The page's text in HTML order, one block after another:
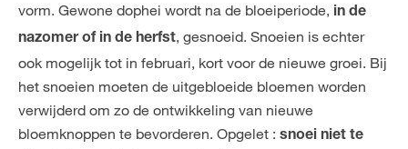
vorm. Gewone dophei wordt na de bloeiperiode, in de
nazomer of in de herfst, gesnoeid. Snoeien is echter
ook mogelijk tot in februari, kort voor de nieuwe groei. Bij
het snoeien moeten de uitgebloeide bloemen worden
verwijderd om zo de ontwikkeling van nieuwe
bloemknoppen te bevorderen. Opgelet : snoei niet te